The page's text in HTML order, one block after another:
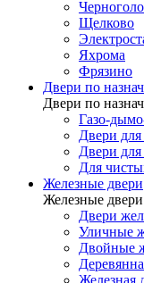
Щелково
Яхрома
Фрязино
Двери по
Двери по
Газо-
Двери
Двери
Для
Железные двери
Железные двери
Двери
Уличные
Двойные